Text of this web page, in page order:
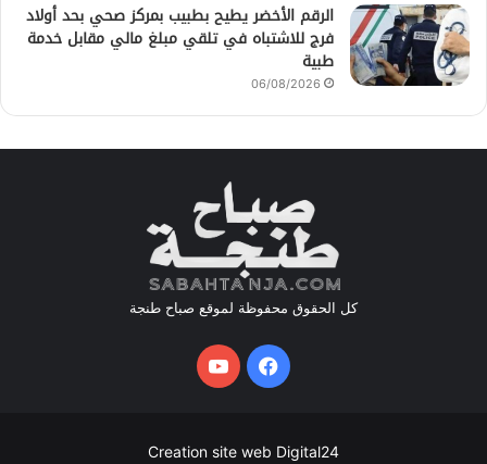
الرقم الأخضر يطيح بطبيب بمركز صحي بحد أولاد
فرج للاشتباه في تلقي مبلغ مالي مقابل خدمة
طبية
06/08/2026
كل الحقوق محفوظة لموقع صباح طنجة
فيسبوكيوتيوب
Creation site web Digital24